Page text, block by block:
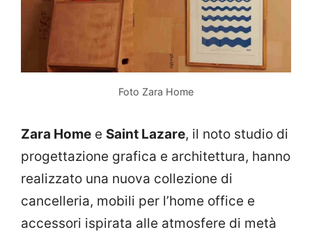
Foto Zara Home
Zara Home e Saint Lazare, il noto studio di
progettazione grafica e architettura, hanno
realizzato una nuova collezione di
cancelleria, mobili per l’home office e
accessori ispirata alle atmosfere di metà